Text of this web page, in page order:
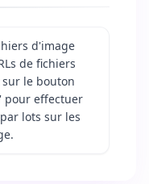
d'image
de fichiers
le bouton
pour effectuer
lots sur les